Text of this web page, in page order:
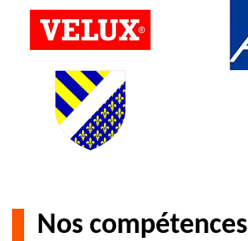
Nos compétences